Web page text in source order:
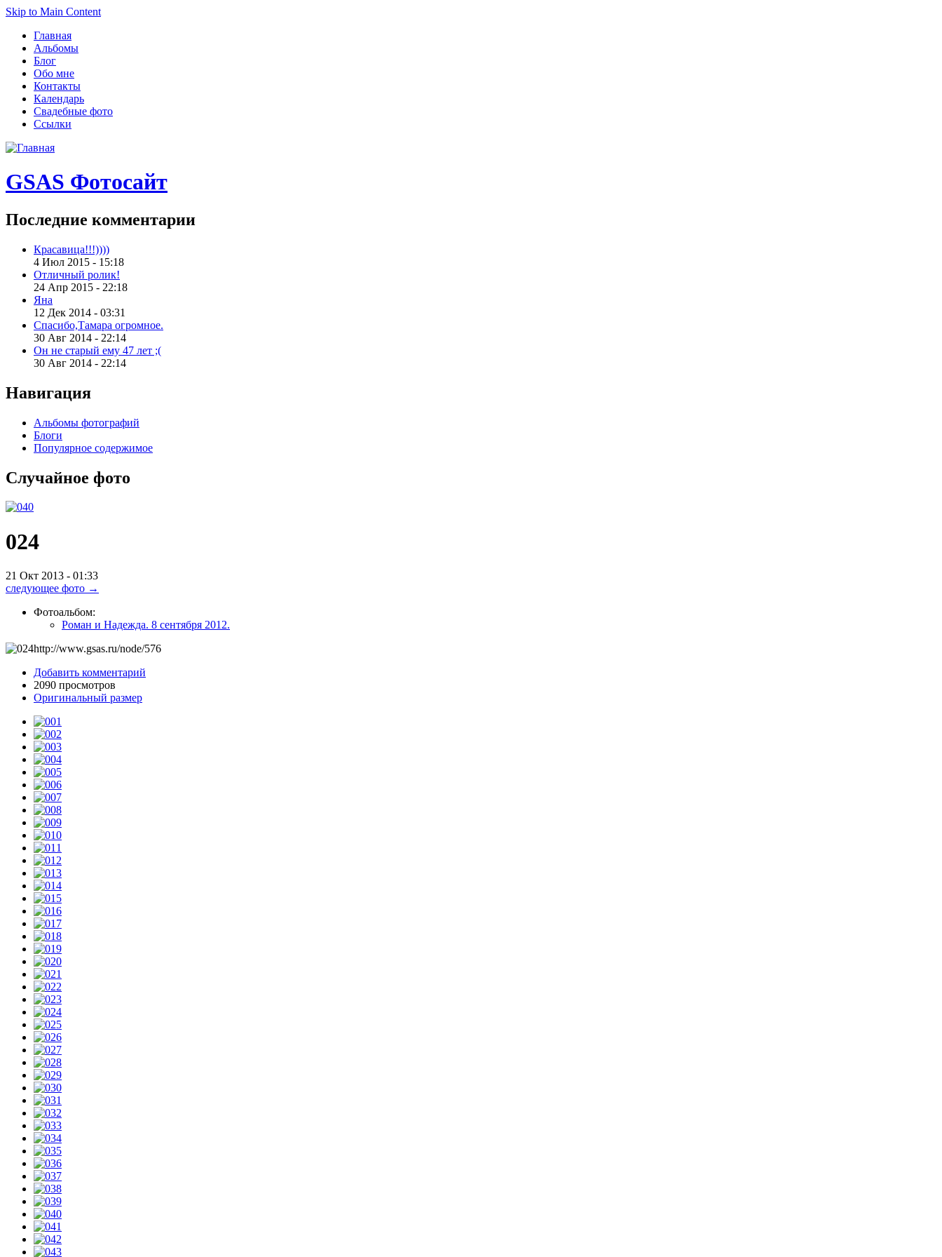
Skip to Main Content
Главная
Альбомы
Блог
Обо мне
Контакты
Календарь
Свадебные фото
Ссылки
GSAS Фотосайт
Последние комментарии
Красавица!!!))))
4 Июл 2015 - 15:18
Отличный ролик!
24 Апр 2015 - 22:18
Яна
12 Дек 2014 - 03:31
Спасибо,Тамара огромное.
30 Авг 2014 - 22:14
Он не старый ему 47 лет ;(
30 Авг 2014 - 22:14
Навигация
Альбомы фотографий
Блоги
Популярное содержимое
Случайное фото
024
21 Окт 2013 - 01:33
следующее фото →
Фотоальбом:
Роман и Надежда. 8 сентября 2012.
http://www.gsas.ru/node/576
Добавить комментарий
2090 просмотров
Оригинальный размер